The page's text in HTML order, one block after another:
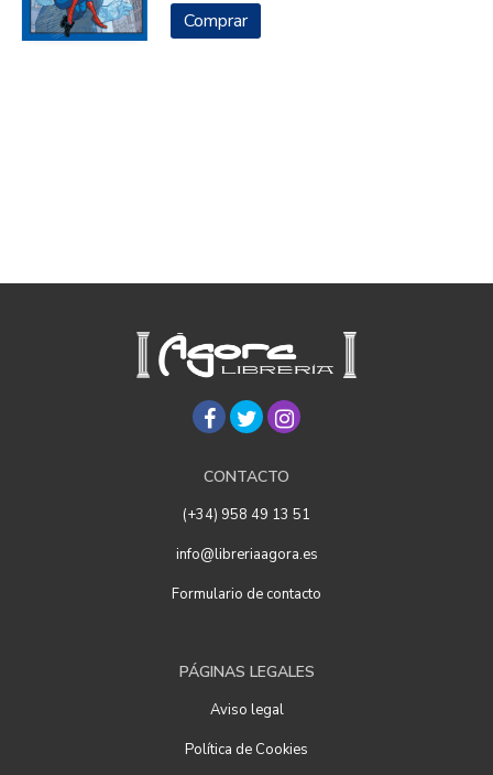
Comprar
CONTACTO
(+34) 958 49 13 51
info@libreriaagora.es
Formulario de contacto
PÁGINAS LEGALES
Aviso legal
Política de Cookies